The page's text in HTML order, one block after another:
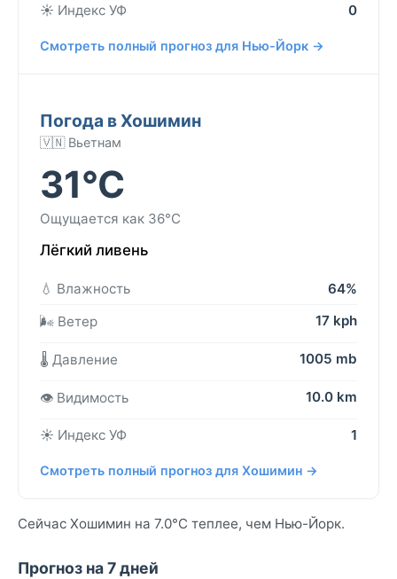
☀️ Индекс УФ 0
Смотреть полный прогноз для Нью-Йорк →
Погода в Хошимин
🇻🇳 Вьетнам
31°C
Ощущается как 36°C
Лёгкий ливень
💧 Влажность
64%
🌬️ Ветер
17 kph
🌡️ Давление 1005 mb
👁️ Видимость 10.0 km
☀️ Индекс УФ 1
Смотреть полный прогноз для Хошимин →
Сейчас Хошимин на 7.0°C теплее, чем Нью-Йорк.
Прогноз на 7 дней